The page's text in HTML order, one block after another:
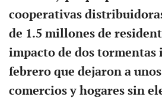
cooperativas
de 1.5 millones de
impacto de dos tormentas
febrero que dejaron a
comercios y hogares sin